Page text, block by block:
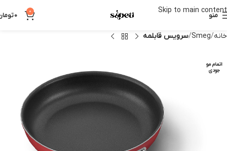
Skip to main content
منو 0
0
خانه Smeg سرویس قابلمه
اتمام مو
جودی